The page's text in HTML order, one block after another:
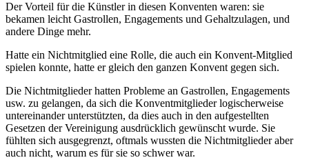
Der Vorteil für die Künstler in diesen Konventen waren: sie
bekamen leicht Gastrollen, Engagements und Gehaltzulagen, und
andere Dinge mehr.
Hatte ein Nichtmitglied eine Rolle, die auch ein Konvent-Mitglied
spielen konnte, hatte er gleich den ganzen Konvent gegen sich.
Die Nichtmitglieder hatten Probleme an Gastrollen, Engagements
usw. zu gelangen, da sich die Konventmitglieder logischerweise
untereinander unterstützten, da dies auch in den aufgestellten
Gesetzen der Vereinigung ausdrücklich gewünscht wurde. Sie
fühlten sich ausgegrenzt, oftmals wussten die Nichtmitglieder aber
auch nicht, warum es für sie so schwer war.